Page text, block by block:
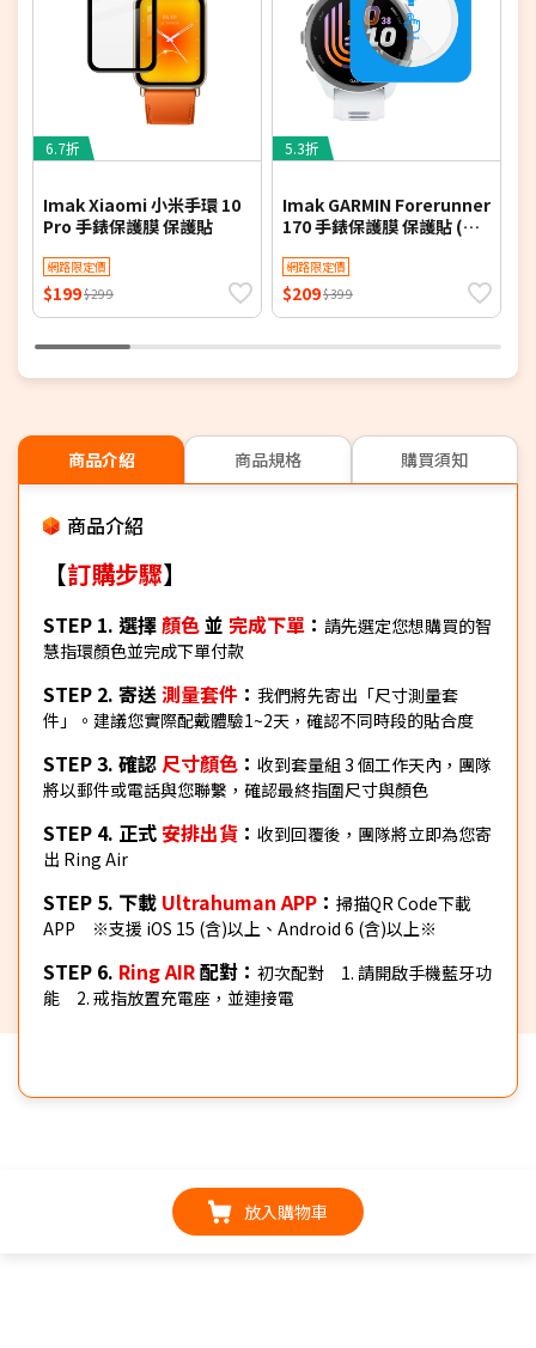
6.7折
Imak Xiaomi 小米手環 10
Pro 手錶保護膜 保護貼
網路限定價
$199$299
5.3折
Imak GARMIN Forerunner
170 手錶保護膜 保護貼 (定
網路限定價
$209$399
商品介紹 商品規格 購買須知
商品介紹
【訂購步驟】
STEP 1. 選擇顏色並 完成下單 ： 請先選定您想購買的智
慧指環顏色並完成下單付款
STEP 2. 寄送 測量套件 ： 我們將先寄出「尺寸測量套
件」。建議您實際配戴體驗1~2天，確認不同時段的貼合度
STEP 3. 確認 尺寸顏色 ： 收到套量組 3 個工作天內，團隊
將以郵件或電話與您聯繫，確認最終指圍尺寸與顏色
STEP 4. 正式 安排出貨 ： 收到回覆後，團隊將立即為您寄
出 Ring Air
STEP 5. 下載 Ultrahuman APP ： 掃描QR Code下載
APP ※支援 iOS 15 (含)以上、Android 6 (含)以上※
STEP 6. Ring AIR配對 ： 初次配對 1. 請開啟手機藍牙功
能 2. 戒指放置充電座，並連接電
放入購物車